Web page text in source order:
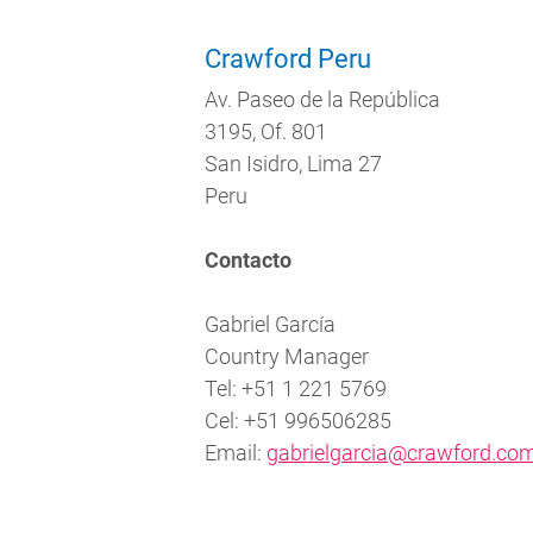
Crawford Peru
Av. Paseo de la República
3195, Of. 801
San Isidro, Lima 27
Peru
Contacto
Gabriel García
Country Manager
Tel: +51 1 221 5769
Cel: +51 996506285
Email: